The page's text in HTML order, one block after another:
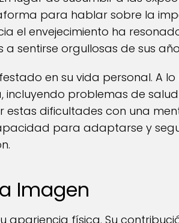
para hablar sobre la
el envejecimiento ha
sentirse orgullosas de sus
en su vida personal. A
problemas de
dificultades con una
para adaptarse y
Imagen
apariencia física. Su